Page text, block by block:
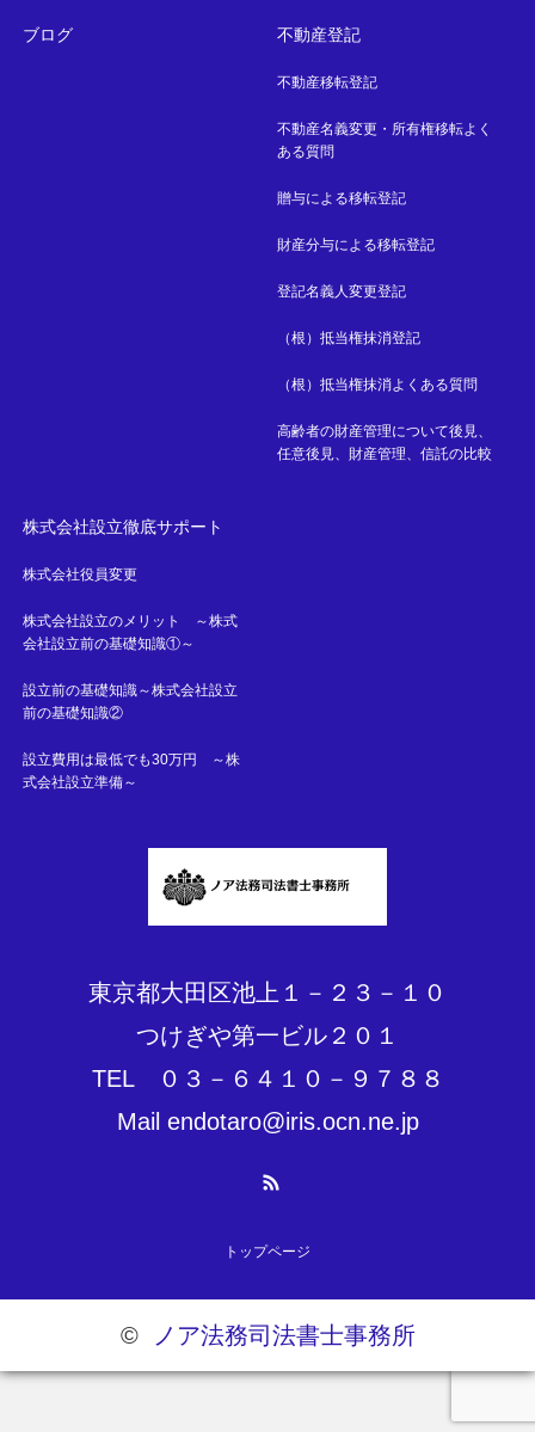
ブログ 不動産登記
不動産移転登記
不動産名義変更・所有権移転よく
ある質問
贈与による移転登記
財産分与による移転登記
登記名義人変更登記
（根）抵当権抹消登記
（根）抵当権抹消よくある質問
高齢者の財産管理について後見、
任意後見、財産管理、信託の比較
株式会社設立徹底サポート
株式会社役員変更
株式会社設立のメリット ～株式
会社設立前の基礎知識①～
設立前の基礎知識～株式会社設立
前の基礎知識②
設立費用は最低でも30万円 ～株
式会社設立準備～
東京都大田区池上１－２３－１０
つけぎや第一ビル２０１
TEL ０３－６４１０－９７８８
Mail endotaro@iris.ocn.ne.jp
トップページ
© ノア法務司法書士事務所